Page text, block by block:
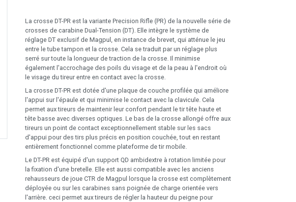
La crosse DT-PR est la variante Precision Rifle (PR) de la nouvelle série de
crosses de carabine Dual-Tension (DT). Elle intègre le système de
réglage DT exclusif de Magpul, en instance de brevet, qui atténue le jeu
entre le tube tampon et la crosse. Cela se traduit par un réglage plus
serré sur toute la longueur de traction de la crosse. Il minimise
également l'accrochage des poils du visage et de la peau à l'endroit où
le visage du tireur entre en contact avec la crosse.
La crosse DT-PR est dotée d'une plaque de couche profilée qui améliore
l'appui sur l'épaule et qui minimise le contact avec la clavicule. Cela
permet aux tireurs de maintenir leur confort pendant le tir tête haute et
tête basse avec diverses optiques. Le bas de la crosse allongé offre aux
tireurs un point de contact exceptionnellement stable sur les sacs
d'appui pour des tirs plus précis en position couchée, tout en restant
entièrement fonctionnel comme plateforme de tir mobile.
Le DT-PR est équipé d'un support QD ambidextre à rotation limitée pour
la fixation d'une bretelle. Elle est aussi compatible avec les anciens
rehausseurs de joue CTR de Magpul lorsque la crosse est complètement
déployée ou sur les carabines sans poignée de charge orientée vers
l'arrière. ceci permet aux tireurs de régler la hauteur du peigne pour